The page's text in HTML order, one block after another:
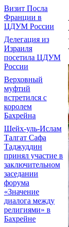
Визит Посла
Франции в
ЦДУМ России
Делегация из
Израиля
посетила ЦДУМ
России
Верховный
муфтий
встретился с
королем
Бахрейна
Шейх-уль-Ислам
Талгат Сафа
Таджуддин
принял участие в
заключительном
заседании
форума
«Значение
диалога между
религиями» в
Бахрейне